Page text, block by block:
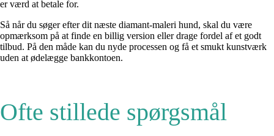
er værd at betale for.
Så når du søger efter dit næste diamant-maleri hund, skal du være
opmærksom på at finde en billig version eller drage fordel af et godt
tilbud. På den måde kan du nyde processen og få et smukt kunstværk
uden at ødelægge bankkontoen.
Ofte stillede spørgsmål